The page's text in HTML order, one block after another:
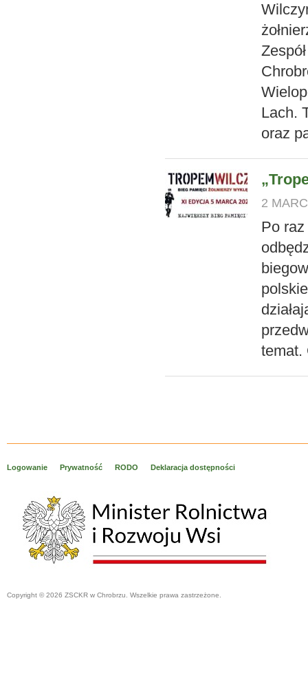
Lach.
oraz
2
Po
temat.
Logowanie Prywatność RODO Deklaracja dostępności
Copyright © 2026 ZSCKR w Chrobrzu. Wszelkie prawa zastrzeżone.